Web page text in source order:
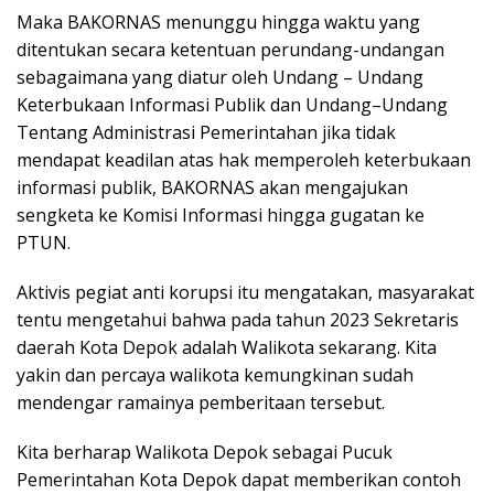
Maka BAKORNAS menunggu hingga waktu yang
ditentukan secara ketentuan perundang-undangan
sebagaimana yang diatur oleh Undang – Undang
Keterbukaan Informasi Publik dan Undang–Undang
Tentang Administrasi Pemerintahan jika tidak
mendapat keadilan atas hak memperoleh keterbukaan
informasi publik, BAKORNAS akan mengajukan
sengketa ke Komisi Informasi hingga gugatan ke
PTUN.
Aktivis pegiat anti korupsi itu mengatakan, masyarakat
tentu mengetahui bahwa pada tahun 2023 Sekretaris
daerah Kota Depok adalah Walikota sekarang. Kita
yakin dan percaya walikota kemungkinan sudah
mendengar ramainya pemberitaan tersebut.
Kita berharap Walikota Depok sebagai Pucuk
Pemerintahan Kota Depok dapat memberikan contoh